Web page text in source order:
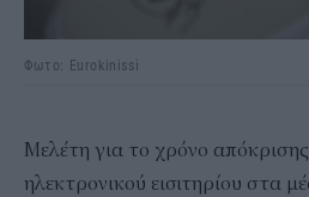
Φωτο: Eurokinissi
Μελέτη για το χρόνο
ηλεκτρονικού εισιτηρίου στα